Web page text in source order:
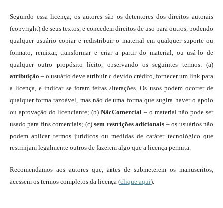
Segundo essa licença, os autores são os detentores dos direitos autorais
(copyright) de seus textos, e concedem direitos de uso para outros, podendo
qualquer usuário copiar e redistribuir o material em qualquer suporte ou
formato, remixar, transformar e criar a partir do material, ou usá-lo de
qualquer outro propósito lícito, observando os seguintes termos: (a)
atribuição – o usuário deve atribuir o devido crédito, fornecer um link para
a licença, e indicar se foram feitas alterações. Os usos podem ocorrer de
qualquer forma razoável, mas não de uma forma que sugira haver o apoio
ou aprovação do licenciante; (b)NãoComercial – o material não pode ser
usado para fins comerciais; (c)sem restrições adicionais – os usuários não
podem aplicar termos jurídicos ou medidas de caráter tecnológico que
restrinjam legalmente outros de fazerem algo que a licença permita.
Recomendamos aos autores que, antes de submeterem os manuscritos,
acessem os termos completos da licença (clique aqui).